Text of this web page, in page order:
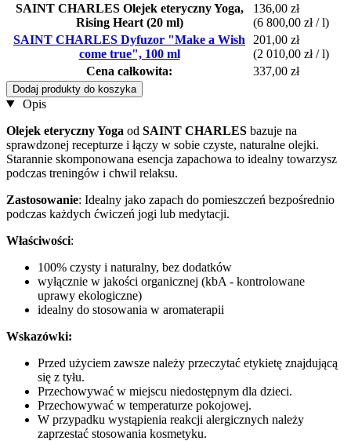
SAINT CHARLES Olejek eteryczny Yoga,
Rising Heart (20 ml)
136,00 zł
(6 800,00 zł / l)
SAINT CHARLES Dyfuzor "Make a Wish
come true", 100 ml
201,00 zł
(2 010,00 zł / l)
Cena całkowita:
337,00 zł
Dodaj produkty do koszyka
Opis
Olejek eteryczny Yoga od SAINT CHARLES bazuje na
sprawdzonej recepturze i łączy w sobie czyste, naturalne olejki.
Starannie skomponowana esencja zapachowa to idealny towarzysz
podczas treningów i chwil relaksu.
Zastosowanie: Idealny jako zapach do pomieszczeń bezpośrednio
podczas każdych ćwiczeń jogi lub medytacji.
Właściwości:
100% czysty i naturalny, bez dodatków
wyłącznie w jakości organicznej (kbA - kontrolowane
uprawy ekologiczne)
idealny do stosowania w aromaterapii
Wskazówki:
Przed użyciem zawsze należy przeczytać etykietę znajdującą
się z tyłu.
Przechowywać w miejscu niedostępnym dla dzieci.
Przechowywać w temperaturze pokojowej.
W przypadku wystąpienia reakcji alergicznych należy
zaprzestać stosowania kosmetyku.